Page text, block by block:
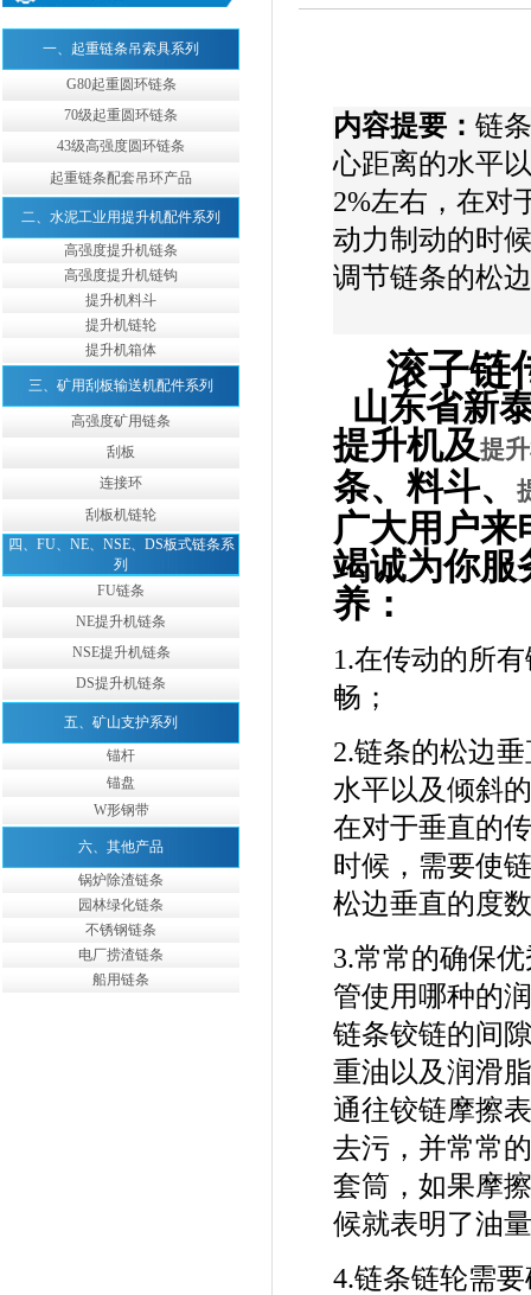
一、起重链条吊索具系列
G80起重圆环链条
70级起重圆环链条
43级高强度圆环链条
起重链条配套吊环产品
二、水泥工业用提升机配件系列
高强度提升机链条
高强度提升机链钩
提升机料斗
提升机链轮
提升机箱体
三、矿用刮板输送机配件系列
高强度矿用链条
刮板
连接环
刮板机链轮
四、FU、NE、NSE、DS板式链条系
列
FU链条
NE提升机链条
NSE提升机链条
DS提升机链条
五、矿山支护系列
锚杆
锚盘
W形钢带
六、其他产品
锅炉除渣链条
园林绿化链条
不锈钢链条
电厂捞渣链条
船用链条
内容提要： 链
心距离的水平
2%左右，在对
动力制动的时
调节链条的松
滚子链
山东省新
提升机及提
条、料斗、
广大用户来
竭诚为你服
养：
1.在传动的所
畅；
2.链条的松边
水平以及倾斜
在对于垂直的
时候，需要使
松边垂直的度
3.常常的确保
管使用哪种的
链条铰链的间
重油以及润滑
通往铰链摩擦
去污，并常常
套筒，如果摩
候就表明了油
4.链条链轮需